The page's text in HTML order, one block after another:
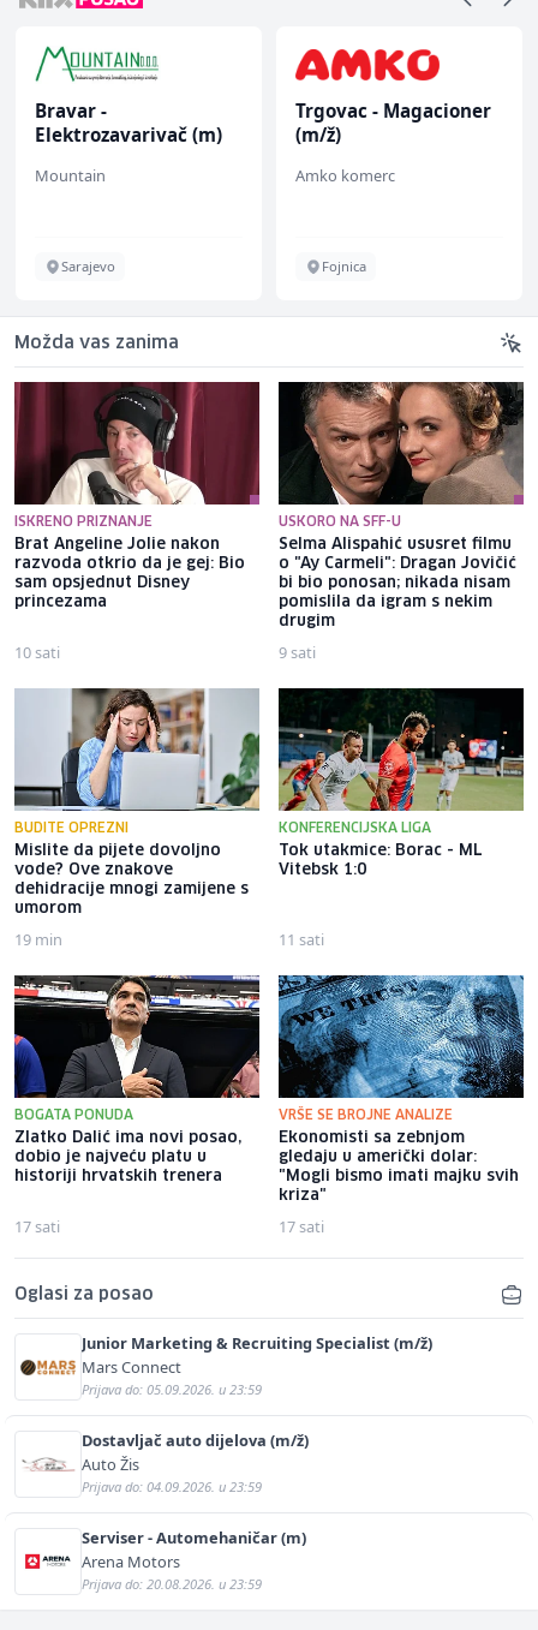
Bravar -
Elektrozavarivač (m)
Mountain
Sarajevo
Trgovac - Magacioner
(m/ž)
Amko komerc
Fojnica
Možda vas zanima
ISKRENO PRIZNANJE
Brat Angeline Jolie nakon
razvoda otkrio da je gej: Bio
sam opsjednut Disney
princezama
10 sati
USKORO NA SFF-U
Selma Alispahić ususret filmu
o "Ay Carmeli": Dragan Jovičić
bi bio ponosan; nikada nisam
pomislila da igram s nekim
drugim
9 sati
BUDITE OPREZNI
Mislite da pijete dovoljno
vode? Ove znakove
dehidracije mnogi zamijene s
umorom
19 min
KONFERENCIJSKA LIGA
Tok utakmice: Borac - ML
Vitebsk 1:0
11 sati
BOGATA PONUDA
Zlatko Dalić ima novi posao,
dobio je najveću platu u
historiji hrvatskih trenera
17 sati
VRŠE SE BROJNE ANALIZE
Ekonomisti sa zebnjom
gledaju u američki dolar:
"Mogli bismo imati majku svih
kriza"
17 sati
Oglasi za posao
Junior Marketing & Recruiting Specialist (m/ž)
Mars Connect
Prijava do: 05.09.2026. u 23:59
Dostavljač auto dijelova (m/ž)
Auto Žis
Prijava do: 04.09.2026. u 23:59
Serviser - Automehaničar (m)
Arena Motors
Prijava do: 20.08.2026. u 23:59